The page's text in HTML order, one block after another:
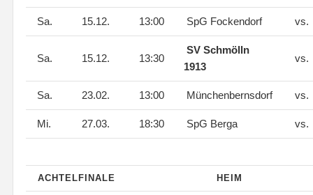
Sa. 15.12. 13:00 SpG Fockendorf vs.
Sa. 15.12. 13:30
SV Schmölln
1913
vs.
Sa. 23.02. 13:00 Münchenbernsdorf vs.
Mi. 27.03. 18:30 SpG Berga vs.
ACHTELFINALE HEIM